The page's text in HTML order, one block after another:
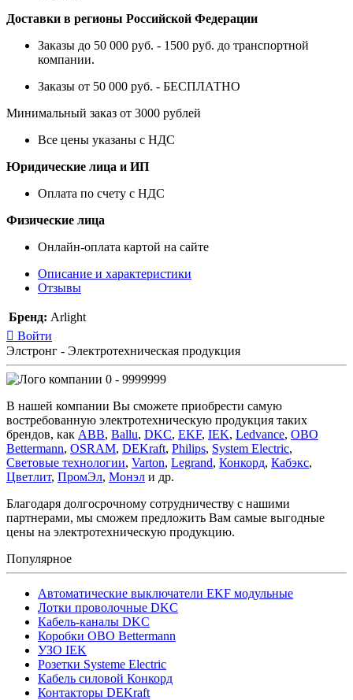
Доставки в регионы Российской Федерации
Заказы до 50 000 руб. - 1500 руб. до транспортной
компании.
Заказы от 50 000 руб. - БЕСПЛАТНО
Минимальный заказ от 3000 рублей
Все цены указаны с НДС
Юридические лица и ИП
Оплата по счету с НДС
Физические лица
Онлайн-оплата картой на сайте
Описание и характеристики
Отзывы
Бренд: Arlight
Войти
Элстронг - Электротехническая продукция
0 - 9999999
В нашей компании Вы сможете приобрести самую
востребованную электротехническую продукция таких
брендов, как ABB, Ballu, DKC, EKF, IEK, Ledvance, OBO
Bettermann, OSRAM, DEKraft, Philips, System Electric,
Световые технологии, Varton, Legrand, Конкорд, Кабэкс,
Цветлит, ПромЭл, Монэл и др.
Благодаря долгосрочному сотрудничеству с нашими
партнерами, мы сможем предложить Вам самые выгодные
цены на электротехническую продукцию.
Популярное
Автоматические выключатели EKF модульные
Лотки проволочные DKC
Кабель-каналы DKC
Коробки OBO Bettermann
УЗО IEK
Розетки Systeme Electric
Кабель силовой Конкорд
Контакторы DEKraft